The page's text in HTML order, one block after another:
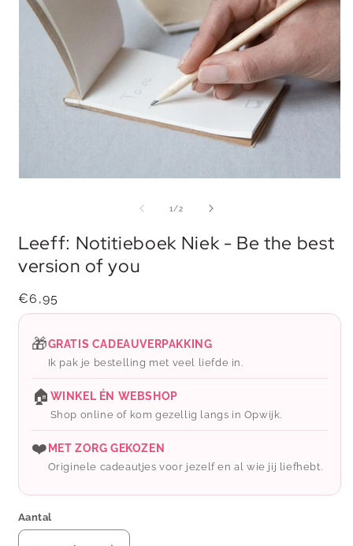
1 /van
2
Leeff: Notitieboek Niek - Be the best
version of you
Normale
prijs
€6,95
🎁GRATIS CADEAUVERPAKKING
Ik pak je bestelling met veel liefde in.
🏠 WINKEL ÉN WEBSHOP
Shop online of kom gezellig langs in Opwijk.
❤️ MET ZORG GEKOZEN
Originele cadeautjes voor jezelf en al wie jij liefhebt.
Aantal